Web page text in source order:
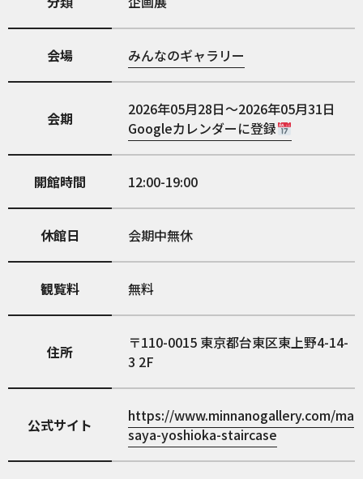
会場 みんなのギャラリー
会期
2026年05月28日～2026年05月31日
Googleカレンダーに登録
開館時間 12:00-19:00
休館日 会期中無休
観覧料 無料
住所 110-0015 東京都台東区東上野4-14-
3 2F
公式サイト
https://www.minnanogallery.com/ma
saya-yoshioka-staircase